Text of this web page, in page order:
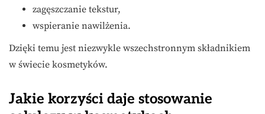
zagęszczanie tekstur,
wspieranie nawilżenia.
Dzięki temu jest niezwykle wszechstronnym składnikiem
w świecie kosmetyków.
Jakie korzyści daje stosowanie